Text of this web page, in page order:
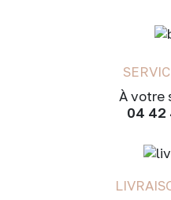
À votre
04 42